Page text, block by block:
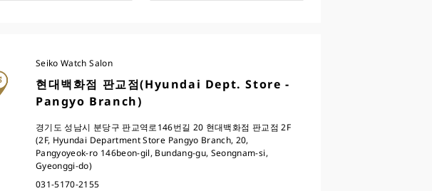
Seiko Watch Salon
현대백화점 판교점(Hyundai Dept. Store -
Pangyo Branch)
경기도 성남시 분당구 판교역로146번길 20 현대백화점 판교점 2F
(2F, Hyundai Department Store Pangyo Branch, 20,
Pangyoyeok-ro 146beon-gil, Bundang-gu, Seongnam-si,
Gyeonggi-do)
031-5170-2155